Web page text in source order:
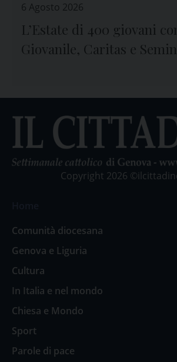
6 Agosto 2026
L’Estate di 400 giovani
Giovanile, Caritas e
Copyright 2026
Comunità diocesana
Genova e Liguria
Cultura
In Italia e nel mondo
Chiesa e Mondo
Sport
Parole di pace